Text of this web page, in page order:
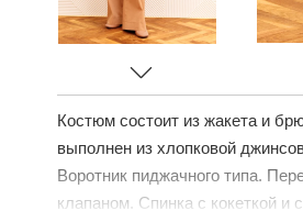
Костюм состоит из жакета и
выполнен из хлопковой
Воротник пиджачного типа.
клапаном. Спинка с кокеткой и